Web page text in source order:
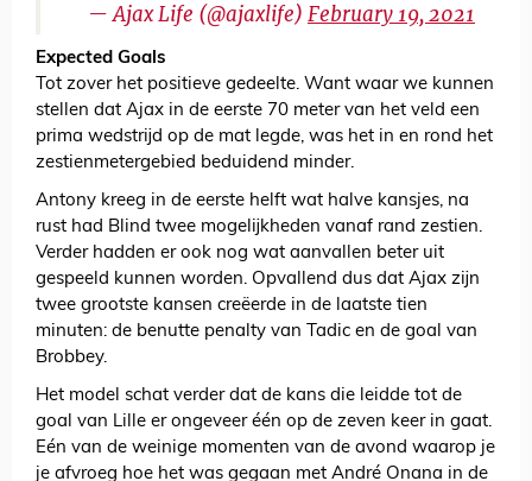
— Ajax Life (@ajaxlife) February 19, 2021
Expected Goals
Tot zover het positieve gedeelte. Want waar we kunnen
stellen dat Ajax in de eerste 70 meter van het veld een
prima wedstrijd op de mat legde, was het in en rond het
zestienmetergebied beduidend minder.
Antony kreeg in de eerste helft wat halve kansjes, na
rust had Blind twee mogelijkheden vanaf rand zestien.
Verder hadden er ook nog wat aanvallen beter uit
gespeeld kunnen worden. Opvallend dus dat Ajax zijn
twee grootste kansen creëerde in de laatste tien
minuten: de benutte penalty van Tadic en de goal van
Brobbey.
Het model schat verder dat de kans die leidde tot de
goal van Lille er ongeveer één op de zeven keer in gaat.
Eén van de weinige momenten van de avond waarop je
je afvroeg hoe het was gegaan met André Onana in de